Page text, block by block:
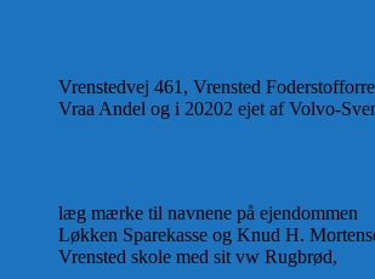
Vrenstedvej 461, Vrensted
Vraa Andel og i 20202 ejet af Volvo-
læg mærke til navnene på ejendommen
Løkken Sparekasse og Knud H.
Vrensted skole med sit vw Rugbrød,